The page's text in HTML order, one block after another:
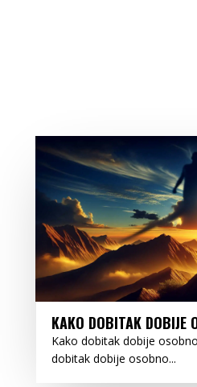
KAKO DOBITAK DOBIJE
Kako dobitak dobije
dobitak dobije osobno...